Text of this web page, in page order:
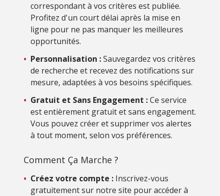
correspondant à vos critères est publiée.
Profitez d'un court délai après la mise en
ligne pour ne pas manquer les meilleures
opportunités.
• Personnalisation :Sauvegardez vos critères
de recherche et recevez des notifications sur
mesure, adaptées à vos besoins spécifiques.
• Gratuit et Sans Engagement :Ce service
est entièrement gratuit et sans engagement.
Vous pouvez créer et supprimer vos alertes
à tout moment, selon vos préférences.
Comment Ça Marche ?
• Créez votre compte : Inscrivez-vous
gratuitement sur notre site pour accéder à